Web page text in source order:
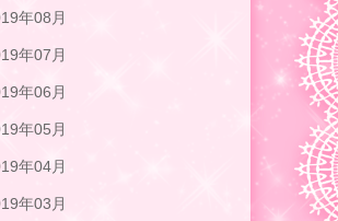
年08月
年07月
年06月
年05月
年04月
年03月